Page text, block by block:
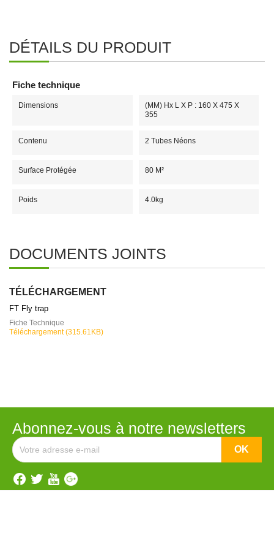
DÉTAILS DU PRODUIT
Fiche technique
Dimensions
(MM) Hx L X P : 160 X 475 X
355
Contenu 2 Tubes Néons
Surface Protégée 80 M²
Poids 4.0kg
DOCUMENTS JOINTS
TÉLÉCHARGEMENT
FT Fly trap
Fiche Technique
Téléchargement (315.61KB)
Abonnez-vous à notre newsletters